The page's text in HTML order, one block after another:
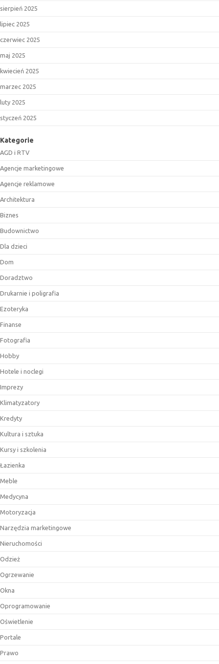
sierpień 2025
lipiec 2025
czerwiec 2025
maj 2025
kwiecień 2025
marzec 2025
luty 2025
styczeń 2025
Kategorie
AGD i RTV
Agencje marketingowe
Agencje reklamowe
Architektura
Biznes
Budownictwo
Dla dzieci
Dom
Doradztwo
Drukarnie i poligrafia
Ezoteryka
Finanse
Fotografia
Hobby
Hotele i noclegi
Imprezy
Klimatyzatory
Kredyty
Kultura i sztuka
Kursy i szkolenia
Łazienka
Meble
Medycyna
Motoryzacja
Narzędzia marketingowe
Nieruchomości
Odzież
Ogrzewanie
Okna
Oprogramowanie
Oświetlenie
Portale
Prawo